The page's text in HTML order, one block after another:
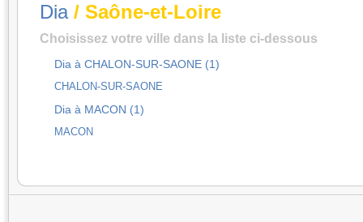
Dia/ Saône-et-Loire
Choisissez votre ville dans la liste ci-dessous
Dia à CHALON-SUR-SAONE (1)
CHALON-SUR-SAONE
Dia à MACON (1)
MACON